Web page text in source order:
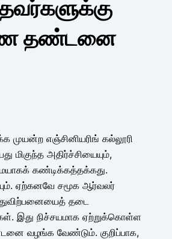
தண்டனை
முயன்ற எஞ்சினியரிங் கல்லூரி
மிகுந்த அதிர்ச்சியையும்,
கண்டிக்கத்தக்கது.
ஏற்கனவே சமூக ஆர்வலர்
தடை
இது நிச்சயமாக ஏற்றுக்கொள்ள
வழங்க வேண்டும். குறிப்பாக,